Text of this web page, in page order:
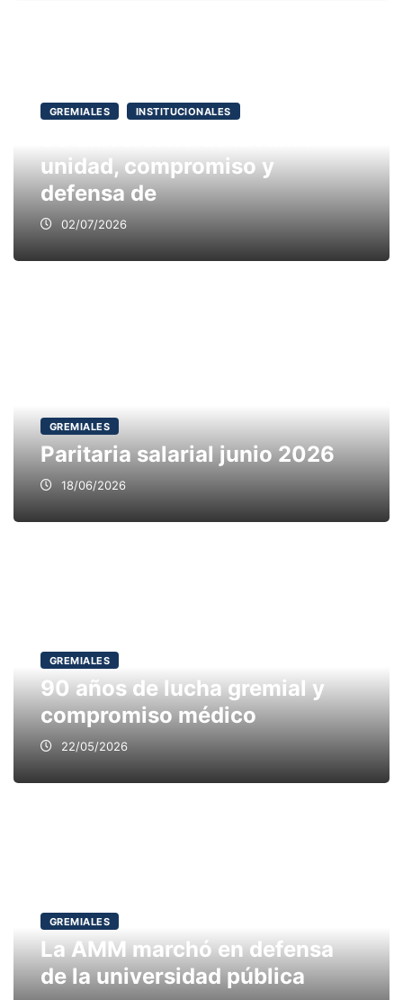
GREMIALES INSTITUCIONALES
unidad, compromiso y
defensa de
02/07/2026
GREMIALES
Paritaria salarial junio 2026
18/06/2026
GREMIALES
90 años de lucha gremial y
compromiso médico
22/05/2026
GREMIALES
La AMM marchó en defensa
de la universidad pública